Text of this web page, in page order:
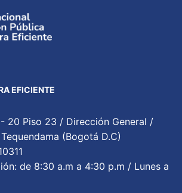
EFICIENTE
20 Piso 23 / Dirección General /
(Bogotá D.C)
de 8:30 a.m a 4:30 p.m / Lunes a